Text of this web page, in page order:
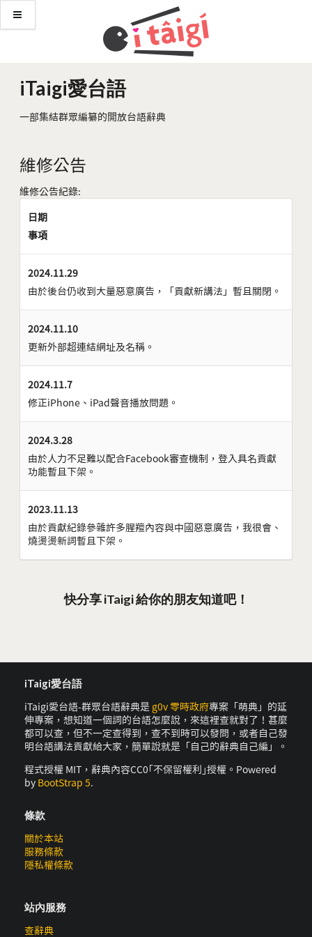
iTaigi愛台語
一部集結群眾編纂的開放台語辭典
維修公告
維修公告紀錄:
日期
事項
2024.11.29
由於後台仍收到大量惡意廣告，「貢獻新講法」暫且關閉。
2024.11.10
更新外部超連結網址及名稱。
2024.11.7
修正iPhone、iPad聲音播放問題。
2024.3.28
由於人力不足難以配合Facebook審查機制，登入具名貢獻
功能暫且下架。
2023.11.13
由於貢獻紀錄參雜許多腥羶內容與中國惡意廣告，我很會、
燒燙燙新詞暫且下架。
快分享 iTaigi 給你的朋友知道吧！
iTaigi愛台語
iTaigi愛台語-群眾台語辭典是 g0v 零時政府專案「萌典」的延
伸專案，想知道一個詞的台語怎麼說，來這裡查就對了！甚麼
都可以查，但不一定查得到，查不到時可以發問，或者自己發
明台語講法貢獻給大家，簡單說就是「自己的辭典自己編」。
程式授權 MIT，辭典內容CC0｢不保留權利｣授權。Powered
by BootStrap 5.
條款
關於本站
服務條款
隱私權條款
站內服務
查辭典